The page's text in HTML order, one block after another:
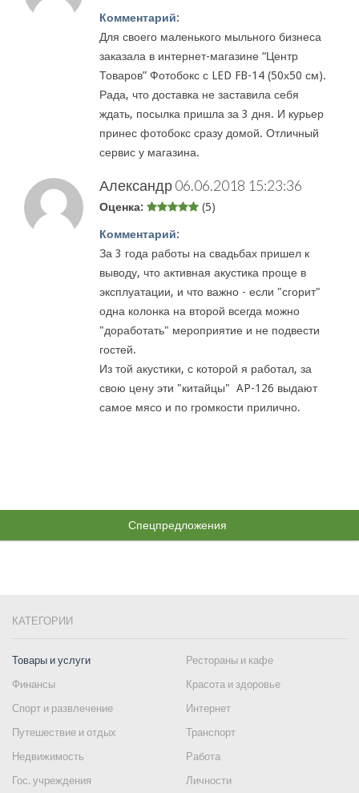
Комментарий:
Для своего маленького мыльного бизнеса
заказала в интернет-магазине “Центр
Товаров” Фотобокс с LED FB-14 (50х50 см).
Рада, что доставка не заставила себя
ждать, посылка пришла за 3 дня. И курьер
принес фотобокс сразу домой. Отличный
сервис у магазина.
Александр06.06.2018 15:23:36
Оценка: (5)
Комментарий:
За 3 года работы на свадьбах пришел к
выводу, что активная акустика проще в
эксплуатации, и что важно - если "сгорит"
одна колонка на второй всегда можно
"доработать" мероприятие и не подвести
гостей.
Из той акустики, с которой я работал, за
свою цену эти "китайцы" AP-126 выдают
самое мясо и по громкости прилично.
Спецпредложения
КАТЕГОРИИ
Товары и услуги
Рестораны и кафе
Финансы
Красота и здоровье
Спорт и развлечение
Интернет
Путешествие и отдых
Транспорт
Недвижимость
Работа
Гос. учреждения
Личности